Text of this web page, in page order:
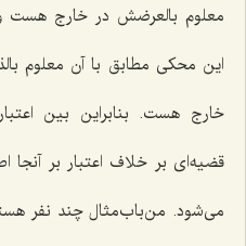
معلوم بالعرضش در خارج هست
این محکی مطابق با آن معلوم
خارج هست. بنابراین بین
قضیه‌ای بر خلاف اعتبار بر آنجا
می‌شود. من‌باب‌مثال چند نفر